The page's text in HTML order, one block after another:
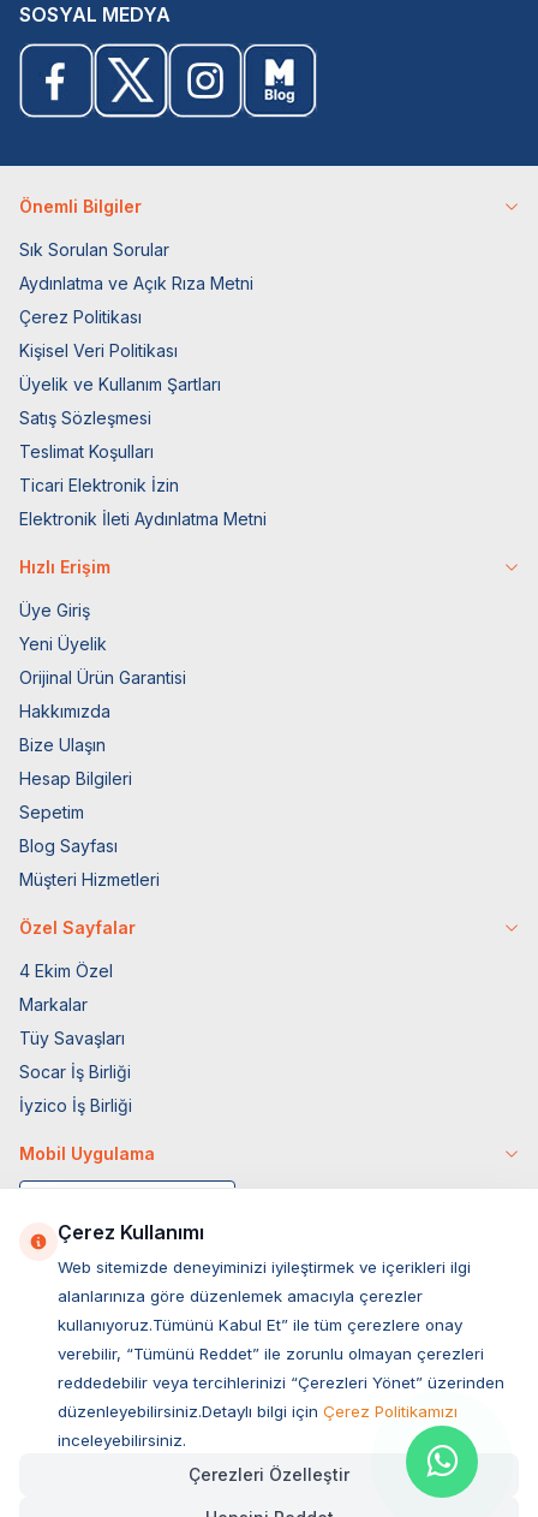
SOSYAL MEDYA
Önemli Bilgiler
Sık Sorulan Sorular
Aydınlatma ve Açık Rıza Metni
Çerez Politikası
Kişisel Veri Politikası
Üyelik ve Kullanım Şartları
Satış Sözleşmesi
Teslimat Koşulları
Ticari Elektronik İzin
Elektronik İleti Aydınlatma Metni
Hızlı Erişim
Üye Giriş
Yeni Üyelik
Orijinal Ürün Garantisi
Hakkımızda
Bize Ulaşın
Hesap Bilgileri
Sepetim
Blog Sayfası
Müşteri Hizmetleri
Özel Sayfalar
4 Ekim Özel
Markalar
Tüy Savaşları
Socar İş Birliği
İyzico İş Birliği
Mobil Uygulama
Müşteri Hizmetleri
Sıkça Sorulan Sorular
Çerez Kullanımı
Web sitemizde deneyiminizi iyileştirmek ve içerikleri ilgi
alanlarınıza göre düzenlemek amacıyla çerezler
kullanıyoruz.Tümünü Kabul Et” ile tüm çerezlere onay
verebilir, “Tümünü Reddet” ile zorunlu olmayan çerezleri
reddedebilir veya tercihlerinizi “Çerezleri Yönet” üzerinden
düzenleyebilirsiniz.Detaylı bilgi için Çerez Politikamızı
inceleyebilirsiniz.
Çerezleri Özelleştir